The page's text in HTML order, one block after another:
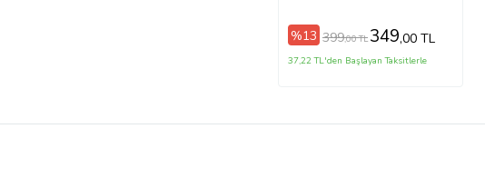
%13 399,00 TL 349,00 TL
37,22 TL'den Başlayan Taksitlerle